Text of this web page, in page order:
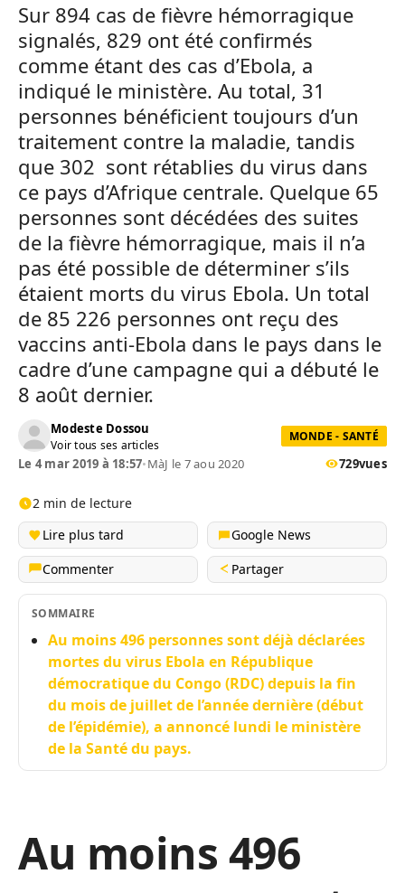
Sur 894 cas de fièvre hémorragique
signalés, 829 ont été confirmés
comme étant des cas d’Ebola, a
indiqué le ministère. Au total, 31
personnes bénéficient toujours d’un
traitement contre la maladie, tandis
que 302 sont rétablies du virus dans
ce pays d’Afrique centrale. Quelque 65
personnes sont décédées des suites
de la fièvre hémorragique, mais il n’a
pas été possible de déterminer s’ils
étaient morts du virus Ebola. Un total
de 85 226 personnes ont reçu des
vaccins anti-Ebola dans le pays dans le
cadre d’une campagne qui a débuté le
8 août dernier.
Modeste Dossou
Voir tous ses articles
MONDE - SANTÉ
Le 4 mar 2019 à 18:57•MàJ le 7 aou 2020 729vues
2 min de lecture
Lire plus tard
Google News
Commenter
Partager
SOMMAIRE
Au moins 496 personnes sont déjà déclarées
mortes du virus Ebola en République
démocratique du Congo (RDC) depuis la fin
du mois de juillet de l’année dernière (début
de l’épidémie), a annoncé lundi le ministère
de la Santé du pays.
Au moins 496